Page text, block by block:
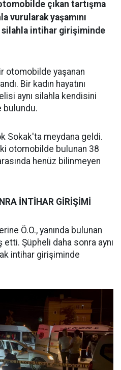
çıkan tartışma
vurularak yaşamını
silahla intihar girişiminde
otomobilde yaşanan
Bir kadın hayatını
aynı silahla kendisini
bulundu.
Sokak'ta meydana geldi.
otomobilde bulunan 38
henüz bilinmeyen
İNTİHAR GİRİŞİMİ
Ö.O., yanında bulunan
Şüpheli daha sonra aynı
intihar girişiminde